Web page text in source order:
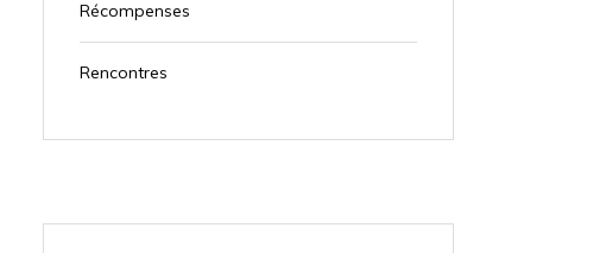
Récompenses
Rencontres